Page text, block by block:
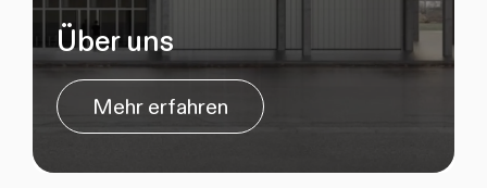
Über uns
Mehr erfahren